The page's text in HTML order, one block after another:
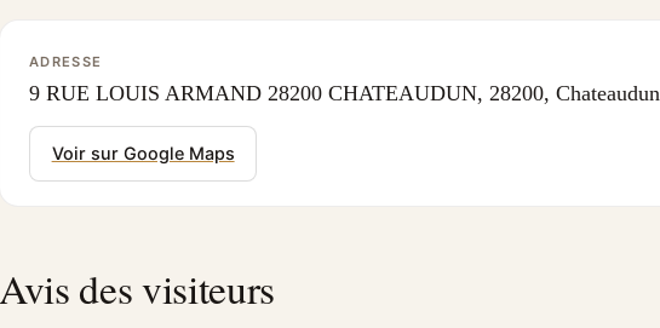
ADRESSE
9 RUE LOUIS ARMAND 28200 CHATEAUDUN, 28200, Chateaudun
Voir sur Google Maps
Avis des visiteurs